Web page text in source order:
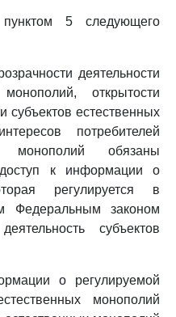
5 следующего
деятельности
открытости
субъектов естественных
потребителей
монополий обязаны
к информации о
регулируется в
Федеральным законом
субъектов
о регулируемой
монополий